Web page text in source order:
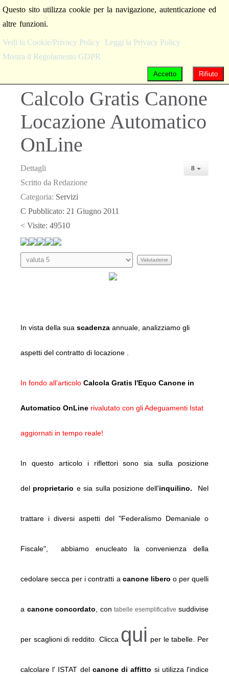
Calcolo Gratis Canone
Locazione Automatico
OnLine
Dettagli
Scritto da Redazione
Categoria: Servizi
Pubblicato: 21 Giugno 2011
Visite: 49510
Valutazione
attuale: 5
Valuta
In vista della sua scadenza annuale, analizziamo gli
aspetti del contratto di locazione
In fondo all'articolo Calcola Gratis l'Equo Canone in
Automatico OnLine rivalutato con gli Adeguamenti Istat
aggiornati in tempo reale!
In questo articolo i riflettori sonosia sulla posizione
del proprietario e sia sulla posizione dell'inquilino. Nel
trattare i diversi aspetti del "Federalismo Demaniale o
Fiscale", abbiamo enucleato la convenienza della
cedolare secca per i contratti a canone libero o per quelli
a canone concordato , con tabelle esemplificative suddivise
per scaglioni di reddito. Clicca qui per le tabelle. Per
calcolare l' ISTAT del canone di affitto si utilizza l'indice
Questo sito utilizza cookie per la navigazione, autenticazione ed
altre funzioni.
Vedi la Cookie/Privacy Policy
Leggi la Privacy Policy
Mostra il Regolamento GDPR
Rifiuto
Accetto